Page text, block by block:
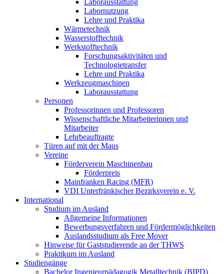
Laborausstattung
Labornutzung
Lehre und Praktika
Wärmetechnik
Wasserstofftechnik
Werkstofftechnik
Forschungsaktivitäten und
Technologietransfer
Lehre und Praktika
Werkzeugmaschinen
Laborausstattung
Personen
Professorinnen und Professoren
Wissenschaftliche Mitarbeiterinnen und
Mitarbeiter
Lehrbeauftragte
Türen auf mit der Maus
Vereine
Förderverein Maschinenbau
Förderpreis
Mainfranken Racing (MFR)
VDI Unterfränkischer Bezirksverein e. V.
International
Studium im Ausland
Allgemeine Informationen
Bewerbungsverfahren und Fördermöglichkeiten
Auslandsstudium als Free Mover
Hinweise für Gaststudierende an der THWS
Praktikum im Ausland
Studiengänge
Bachelor Ingenieurpädagogik Metalltechnik (BIPD)